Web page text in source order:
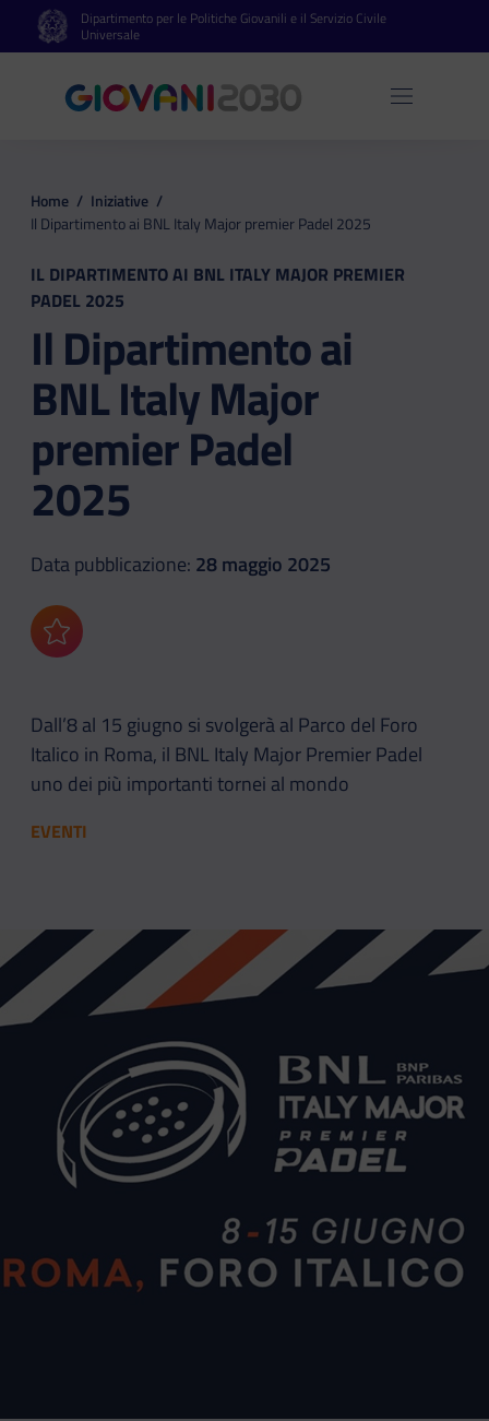
Vai al contenuto principale
Vai al footerDipartimento per le Politiche Giovanili e il Servizio Civile
Universale
Apri
Home / Iniziative /
Il Dipartimento ai BNL Italy Major premier Padel 2025
IL DIPARTIMENTO AI BNL ITALY MAJOR PREMIER
PADEL 2025
Il Dipartimento ai
BNL Italy Major
premier Padel
2025
Data pubblicazione: 28 maggio 2025
Aggiungi ai preferiti
Dall’8 al 15 giugno si svolgerà al Parco del Foro
Italico in Roma, il BNL Italy Major Premier Padel
uno dei più importanti tornei al mondo
EVENTI